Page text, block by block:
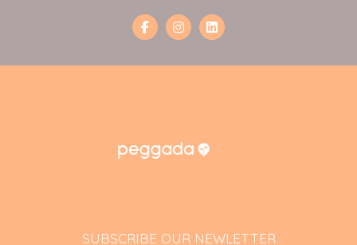
SUBSCRIBE OUR NEWLETTER